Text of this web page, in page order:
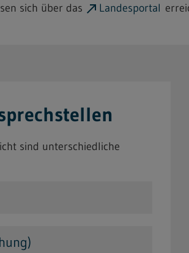
sich über das
Landesportal
sind unterschiedliche